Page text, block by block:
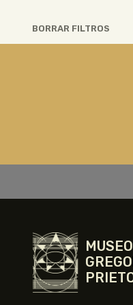
BORRAR FILTROS
MUSEO